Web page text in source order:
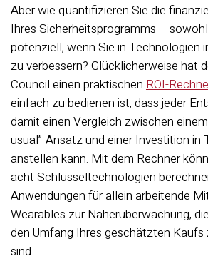
Aber wie quantifizieren Sie die
Ihres Sicherheitsprogramms –
potenziell, wenn Sie in Technologien
zu verbessern? Glücklicherweise hat
Council einen praktischen ROI-
einfach zu bedienen ist, dass jeder
damit einen Vergleich zwischen
usual”-Ansatz und einer Investition in
anstellen kann. Mit dem Rechner
acht Schlüsseltechnologien
Anwendungen für allein arbeitende
Wearables zur Näherüberwachung,
den Umfang Ihres geschätzten
sind.